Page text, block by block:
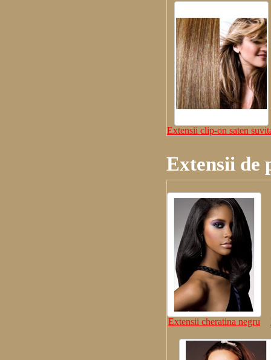
Extensii clip-on saten
Extensii de
Extensii cheratina negru